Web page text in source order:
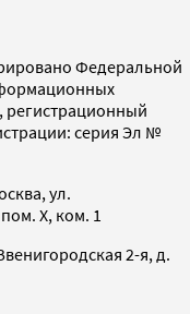
Федеральной
регистрационный
серия Эл №
ул.
X, ком. 1
2-я, д.